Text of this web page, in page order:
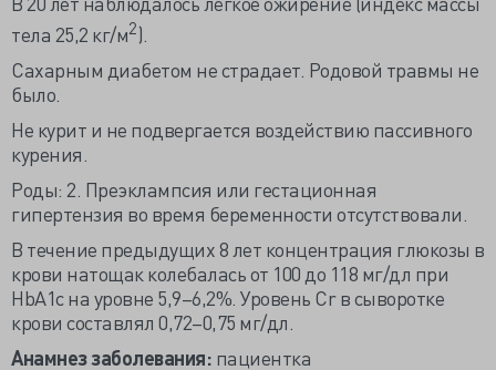
тела 25,2 кг/м2).
Сахарным диабетом не страдает. Родовой травмы не
было.
Не курит и не подвергается воздействию пассивного
курения.
Роды: 2. Преэклампсия или гестационная
гипертензия во время беременности отсутствовали.
В течение предыдущих 8 лет концентрация глюкозы в
крови натощак колебалась от 100 до 118 мг/дл при
HbA1c на уровне 5,9–6,2%. Уровень Cr в сыворотке
крови составлял 0,72–0,75 мг/дл.
Анамнез заболевания: пациентка